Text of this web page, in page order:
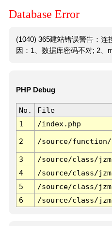
Database Error
(1040) 365建站错误警告：连
因：1、数据库密码不对; 2、
PHP Debug
No. File
1
/index.php
2 /source/function/
3 /source/class/
4
/source/class/
5
/source/class/
6
/source/class/